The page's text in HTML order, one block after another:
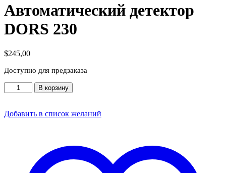
Автоматический детектор
DORS 230
$245,00
Доступно для предзаказа
Количество
товара
детектор
В корзину
Добавить в список желаний